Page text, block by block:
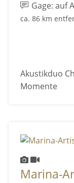
Gage: auf
ca. 86 km
Akustikduo
Momente
Marina-